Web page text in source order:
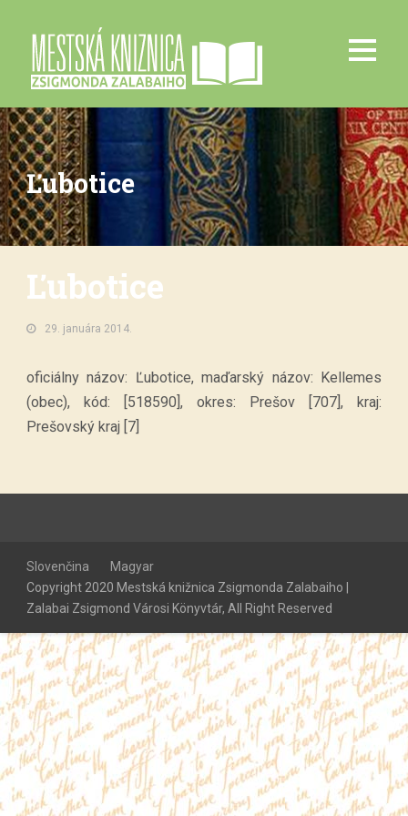
Ľubotice
Ľubotice
29. januára 2014.
oficiálny názov: Ľubotice, maďarský názov: Kellemes
(obec), kód: [518590], okres: Prešov [707], kraj:
Prešovský kraj [7]
Slovenčina
Magyar
Copyright 2020 Mestská knižnica Zsigmonda Zalabaiho |
Zalabai Zsigmond Városi Könyvtár, All Right Reserved